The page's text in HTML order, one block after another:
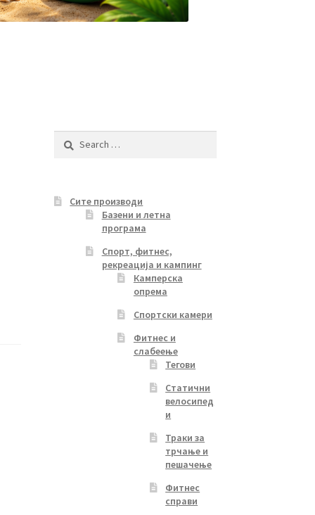
Search
Сите производи
Базени и летна
програма
Спорт, фитнес,
рекреација и кампинг
Камперска
опрема
Спортски камери
Фитнес и
слабеење
Тегови
Статични
велосипед
и
Траки за
трчање и
пешачење
Фитнес
справи